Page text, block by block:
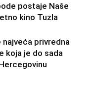
postaje Naše
kino Tuzla
privredna
koja je do sada